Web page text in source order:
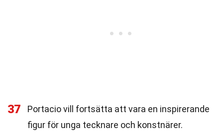
37
Portacio vill fortsätta att vara en inspirerande
figur för unga tecknare och konstnärer.